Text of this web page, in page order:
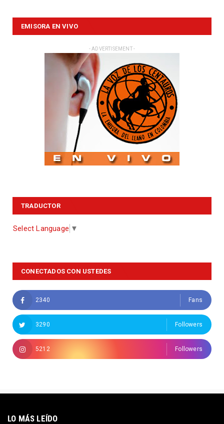
EMISORA EN VIVO
- ADVERTISEMENT -
TRADUCTOR
Select Language ▼
CONECTADOS CON USTEDES
2340 Fans
3290 Followers
5212 Followers
LO MÁS LEÍDO